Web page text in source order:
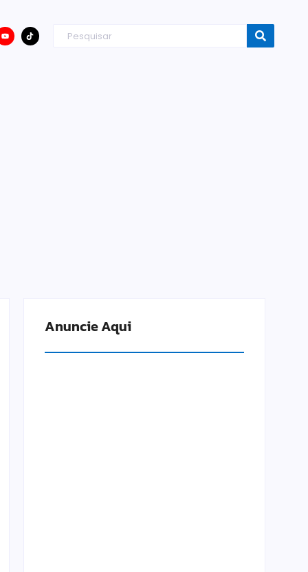
Anuncie Aqui